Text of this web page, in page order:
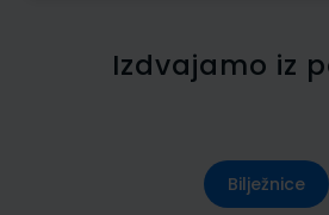
Izdvajamo iz
Bilježnice